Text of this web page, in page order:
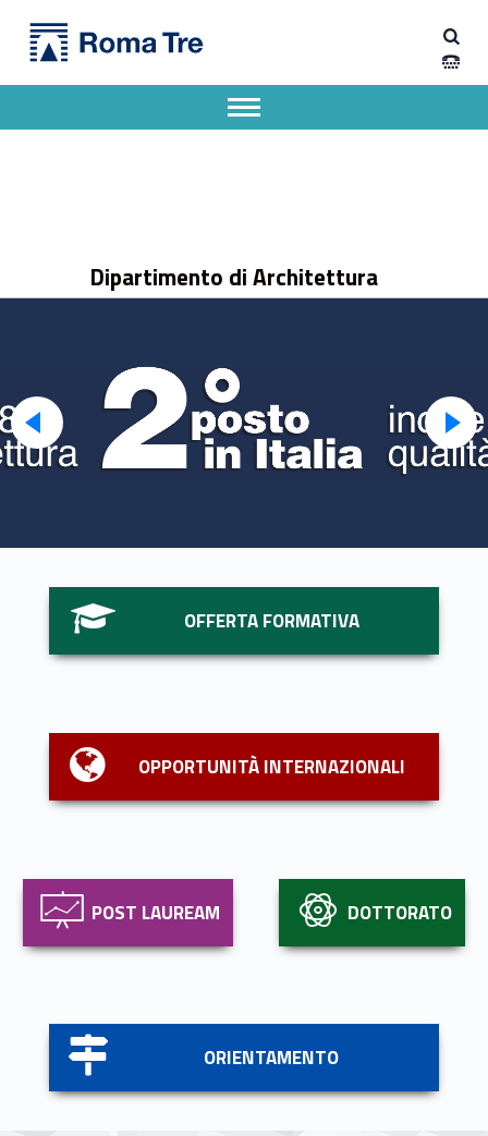
Dipartimento di Architettura
Apri il menu secondario
Header info sidebar
Link identifier #identifier__178742-1
OFFERTA FORMATIVA
Link identifier #identifier__75709-2
OPPORTUNITÀ INTERNAZIONALI
Link identifier #identifier__173956-3
POST LAUREAM
Link identifier #identifier__35644-4
DOTTORATO
Link identifier #identifier__168867-5
ORIENTAMENTO